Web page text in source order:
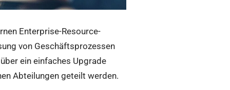
Enterprise-Resource-
von Geschäftsprozessen
ein einfaches Upgrade
Abteilungen geteilt werden.